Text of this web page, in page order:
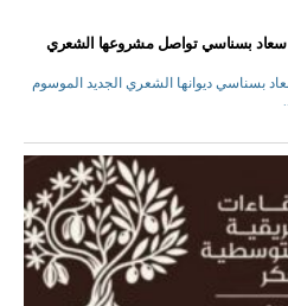
سعاد بسناسي تواصل مشروعها الشعري
بسناسي ديوانها الشعري الجديد الموسوم